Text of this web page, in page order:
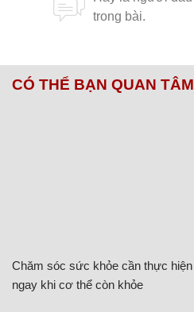
CÓ THỂ BẠN QUAN TÂM
Chăm sóc sức khỏe cần thực hiện
ngay khi cơ thể còn khỏe